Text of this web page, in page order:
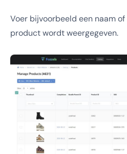
Voer bijvoorbeeld een naam of
product wordt weergegeven.